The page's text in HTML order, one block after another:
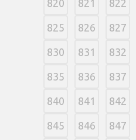
820 821 822
825 826 827
830 831 832
835 836 837
840 841 842
845 846 847